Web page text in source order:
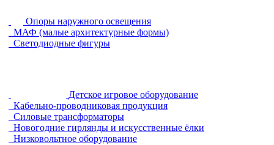
Опоры наружного освещения
МАФ (малые архитектурные формы)
Светодиодные фигуры
Детское игровое оборудование
Кабельно-проводниковая продукция
Силовые трансформаторы
Новогодние гирлянды и искусственные ёлки
Низковольтное оборудование